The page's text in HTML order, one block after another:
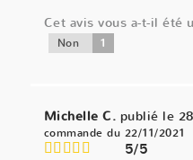
Cet avis vous a-t-il été
Non 1
Michelle C. publié le
commande du 22/11/2021
5/5